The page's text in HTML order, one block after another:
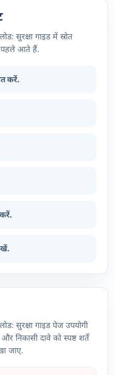
सुरक्षा गाइड में स्रोत
पहले आते हैं.
करें.
सुरक्षा गाइड पेज उपयोगी
निकासी दावे को स्पष्ट शर्तें
जाए.